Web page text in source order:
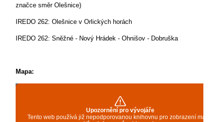
značce směr Olešnice)
IREDO 262: Olešnice v Orlických horách
IREDO 262: Sněžné - Nový Hrádek - Ohnišov - Dobruška
Mapa: